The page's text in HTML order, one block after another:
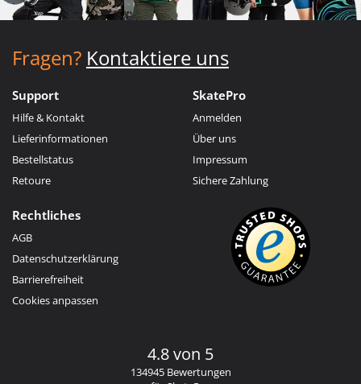
Fragen? Kontaktiere uns
Support
Hilfe & Kontakt
Lieferinformationen
Bestellstatus
Retoure
SkatePro
Anmelden
Über uns
Impressum
Sichere Zahlung
Rechtliches
AGB
Datenschutzerklärung
Barrierefreiheit
Cookies anpassen
4.8 von 5
134945 Bewertungen